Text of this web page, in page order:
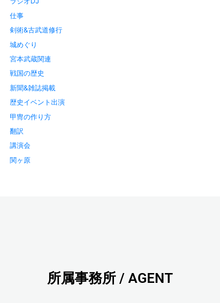
仕事
剣術&古武道修行
城めぐり
宮本武蔵関連
戦国の歴史
新聞&雑誌掲載
歴史イベント出演
甲冑の作り方
翻訳
講演会
関ヶ原
所属事務所 / AGENT